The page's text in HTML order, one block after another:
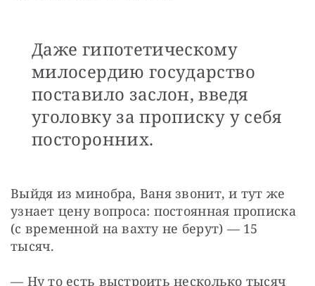
Даже гипотетическому
милосердию государство
поставило заслон, введя
уголовку за прописку у себя
посторонних.
Выйдя из минобра, Ваня звонит, и тут же
узнает цену вопроса: постоянная прописка
(с временной на вахту не берут) — 15
тысяч.
— Ну то есть выстроить несколько тысяч